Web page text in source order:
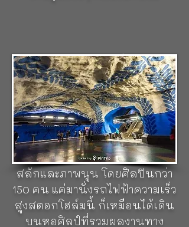
สถานีรถไฟใต้ดินสต็อกโฮล์ม
(Stockholm Metro)สถานีรถไฟฟ้า
ที่เป็นเหมือนสถานที่ท่องเที่ยวได้
เพราะมีการออกแบบทางศิลปะ
ยุโรป ถ่ายรูปได้หลายมุม เปิดให้
บริการใน ค.ศ. 1950 ปัจจุบันมี
จำนวน 100 สถานี มีภาพวาดแกะ
สลักและภาพนูน โดยศิลปินกว่า
150 คน แค่มานั่งรถไฟฟ้าความเร็ว
สูงสตอกโฮล์มนี้ ก็เหมือนได้เดิน
บนหอศิลป์ที่รวมผลงานทาง